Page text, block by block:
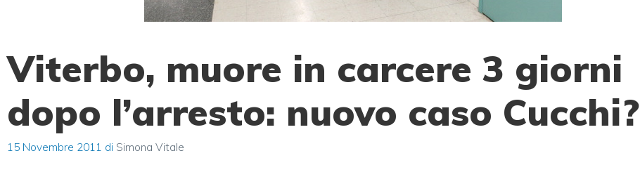
Viterbo, muore in carcere 3 giorni
dopo l’arresto: nuovo caso Cucchi?
15 Novembre 2011 di Simona Vitale